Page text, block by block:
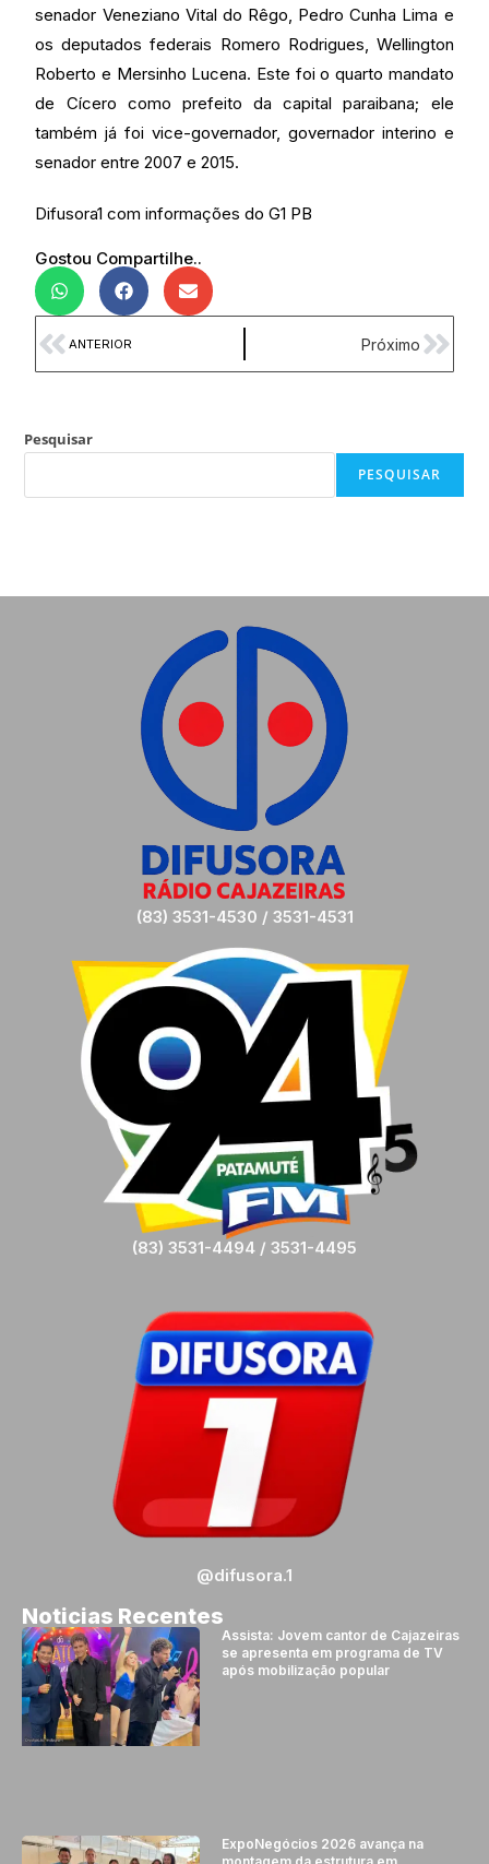
senador Veneziano Vital do Rêgo, Pedro Cunha Lima e
os deputados federais Romero Rodrigues, Wellington
Roberto e Mersinho Lucena. Este foi o quarto mandato
de Cícero como prefeito da capital paraibana; ele
também já foi vice-governador, governador interino e
senador entre 2007 e 2015.
Difusora1 com informações do G1 PB
Gostou Compartilhe..
ANTERIOR Próximo
Pesquisar
PESQUISAR
(83) 3531-4530 / 3531-4531
(83) 3531-4494 / 3531-4495
@difusora.1
Noticias Recentes
Assista: Jovem cantor de Cajazeiras
se apresenta em programa de TV
após mobilização popular
ExpoNegócios 2026 avança na